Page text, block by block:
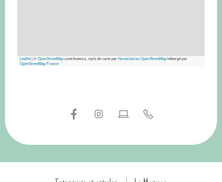
Leaflet|©OpenStreetMapcontributeurs, style de carte parHumanitarian OpenStreetMaphébergé par
OpenStreetMap France